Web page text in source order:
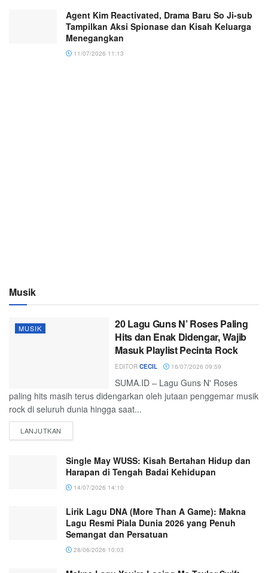
Agent Kim Reactivated, Drama Baru So Ji-sub
Tampilkan Aksi Spionase dan Kisah Keluarga
Menegangkan
11/07/2026 11:13
Musik
MUSIK
20 Lagu Guns N’ Roses Paling
Hits dan Enak Didengar, Wajib
Masuk Playlist Pecinta Rock
EDITOR CECIL 16/07/2026 09:59
SUMA.ID – Lagu Guns N' Roses
paling hits masih terus didengarkan oleh jutaan penggemar musik
rock di seluruh dunia hingga saat...
LANJUTKAN
Single May WUSS: Kisah Bertahan Hidup dan
Harapan di Tengah Badai Kehidupan
14/07/2026 14:10
Lirik Lagu DNA (More Than A Game): Makna
Lagu Resmi Piala Dunia 2026 yang Penuh
Semangat dan Persatuan
28/06/2026 10:03